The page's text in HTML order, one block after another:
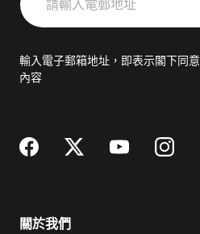
輸
郵
輸入電子郵箱地址，即表示閣下同意
內容
關於我們